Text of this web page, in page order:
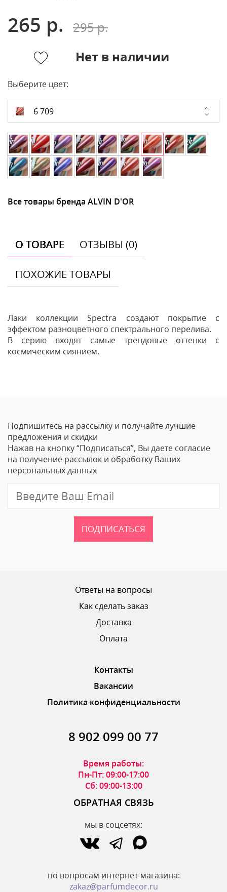
265 р.
295 р.
Нет в наличии
Выберите цвет:
6 709
Все товары бренда ALVIN D'OR
О ТОВАРЕ ОТЗЫВЫ (0)
ПОХОЖИЕ ТОВАРЫ
Лаки коллекции Spectra создают покрытие с
эффектом разноцветного спектрального перелива.
В серию входят самые трендовые оттенки с
космическим сиянием.
Ваше Имя
Email
ОТПРАВИТЬ ОТЗЫВ
Подпишитесь на рассылку и получайте лучшие
предложения и скидки
Нажав на кнопку “Подписаться”, Вы даете согласие
на получение рассылок и обработку Ваших
персональных данных
ПОДПИСАТЬСЯ
Ответы на вопросы
Как сделать заказ
Доставка
Оплата
Контакты
Вакансии
Политика конфиденциальности
8 902 099 00 77
Время работы:
Пн-Пт: 09:00-17:00
Сб: 09:00-13:00
ОБРАТНАЯ СВЯЗЬ
мы в соцсетях:
по вопросам интернет-магазина:
zakaz@parfumdecor.ru